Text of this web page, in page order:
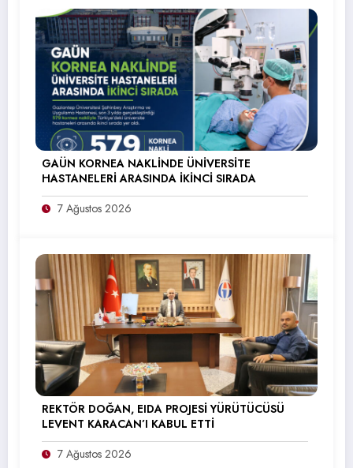
GAÜN KORNEA NAKLİNDE ÜNİVERSİTE
HASTANELERİ ARASINDA İKİNCİ SIRADA
7 Ağustos 2026
REKTÖR DOĞAN, EIDA PROJESİ YÜRÜTÜCÜSÜ
LEVENT KARACAN’I KABUL ETTİ
7 Ağustos 2026